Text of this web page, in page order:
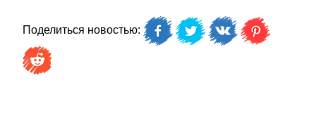
Поделиться новостью: